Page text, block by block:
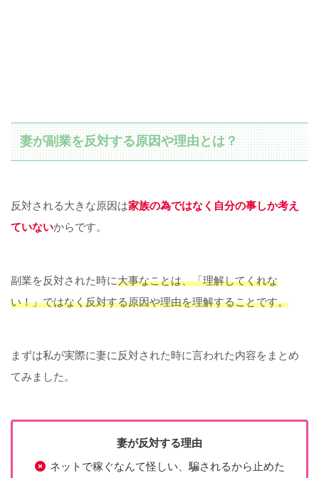
妻が副業を反対する原因や理由とは？
反対される大きな原因は家族の為ではなく自分の事しか考え
ていないからです。
副業を反対された時に大事なことは、「理解してくれな
い！」ではなく反対する原因や理由を理解することです。
まずは私が実際に妻に反対された時に言われた内容をまとめ
てみました。
妻が反対する理由
ネットで稼ぐなんて怪しい、騙されるから止めた